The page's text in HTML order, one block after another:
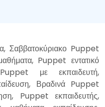
Σαββατοκύριακο Puppet
Puppet εντατικό
με εκπαιδευτή,
Βραδινά Puppet
Puppet εκπαιδευτής,